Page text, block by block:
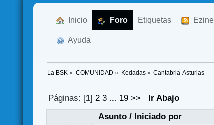
Inicio Foro Etiquetas Ezine
Ayuda
La BSK » COMUNIDAD » Kedadas» Cantabria-Asturias
Páginas: [1] 2 3 ... 19 >>
Ir Abajo
Asunto/ Iniciado por